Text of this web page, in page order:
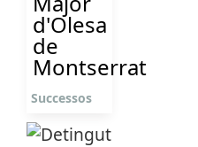
d'Olesa
de
Montserrat
Successos